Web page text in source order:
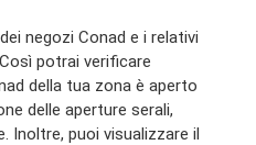
negozi Conad e i relativi
potrai verificare
della tua zona è aperto
delle aperture serali,
Inoltre, puoi visualizzare il